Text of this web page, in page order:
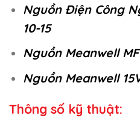
Nguồn Điện Công
10-15
Nguồn Meanwell
Nguồn Meanwell
Thông số kỹ thuật: